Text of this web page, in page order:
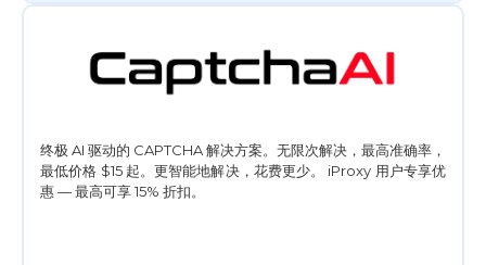
终极 AI 驱动的 CAPTCHA 解决方案。无限次解决，最高准确率，
最低价格 $15 起。更智能地解决，花费更少。 iProxy 用户专享优
惠 — 最高可享 15% 折扣。